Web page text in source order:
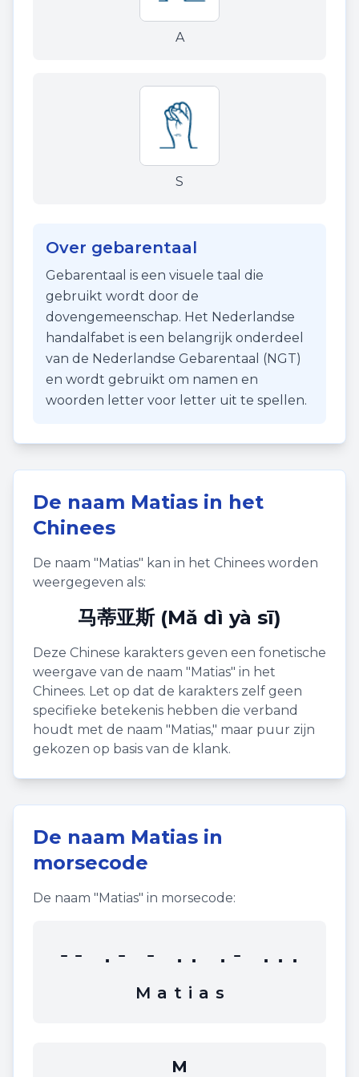
A
S
Over gebarentaal
Gebarentaal is een visuele taal die
gebruikt wordt door de
dovengemeenschap. Het Nederlandse
handalfabet is een belangrijk onderdeel
van de Nederlandse Gebarentaal (NGT)
en wordt gebruikt om namen en
woorden letter voor letter uit te spellen.
De naam Matias in het
Chinees
De naam "Matias" kan in het Chinees worden
weergegeven als:
马蒂亚斯 (Mǎ dì yà sī)
Deze Chinese karakters geven een fonetische
weergave van de naam "Matias" in het
Chinees. Let op dat de karakters zelf geen
specifieke betekenis hebben die verband
houdt met de naam "Matias," maar puur zijn
gekozen op basis van de klank.
De naam Matias in
morsecode
De naam "Matias" in morsecode:
-- .- - .. .- ...
M a t i a s
M